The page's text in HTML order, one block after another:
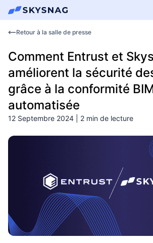
Retour à la salle de presse
Comment Entrust et
améliorent la sécurité
grâce à la conformité
automatisée
12 Septembre 2024 2 min de lecture